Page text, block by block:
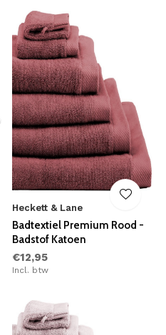
Heckett & Lane
Badtextiel Premium Rood -
Badstof Katoen
€12,95
Incl. btw